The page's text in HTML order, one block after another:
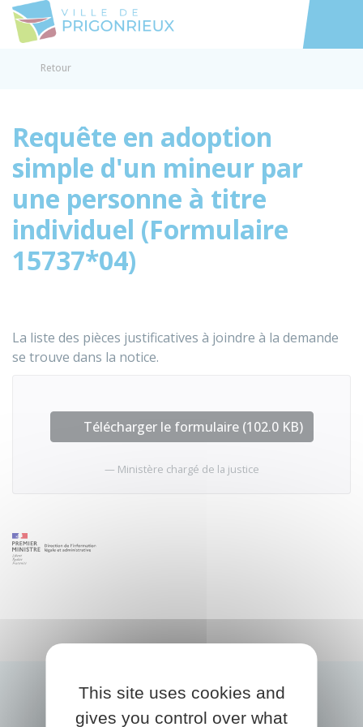
Accéder
Retour
Requête en adoption
simple d'un mineur par
une personne à titre
individuel (Formulaire
15737*04)
La liste des pièces justificatives à joindre à la demande
se trouve dans la notice.
Télécharger le formulaire (102.0 KB)
Ministère chargé de la justice
This site uses cookies and
gives you control over what